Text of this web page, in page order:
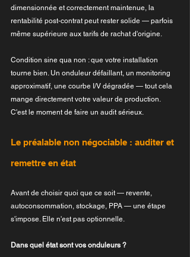
dimensionnée et correctement maintenue, la
rentabilité post-contrat peut rester solide — parfois
même supérieure aux tarifs de rachat d'origine.
Condition sine qua non : que votre installation
tourne bien. Un onduleur défaillant, un monitoring
approximatif, une courbe I/V dégradée — tout cela
mange directement votre valeur de production.
C'est le moment de faire un audit sérieux.
Le préalable non négociable : auditer et
remettre en état
Avant de choisir quoi que ce soit — revente,
autoconsommation, stockage, PPA — une étape
s'impose. Elle n'est pas optionnelle.
Dans quel état sont vos onduleurs ?